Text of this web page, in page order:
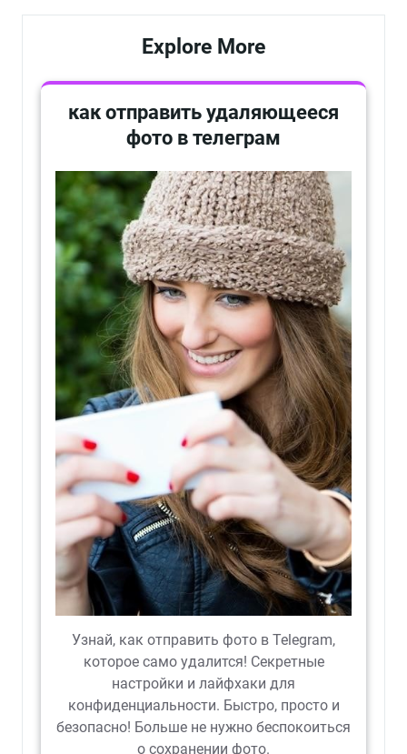
Explore More
как отправить удаляющееся
фото в телеграм
Узнай, как отправить фото в Telegram,
которое само удалится! Секретные
настройки и лайфхаки для
конфиденциальности. Быстро, просто и
безопасно! Больше не нужно беспокоиться
о сохранении фото.